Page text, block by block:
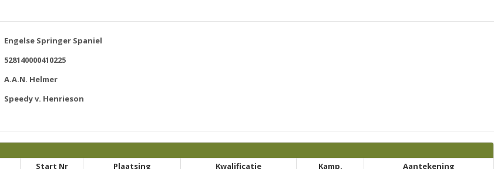
Engelse Springer Spaniel
528140000410225
A.A.N. Helmer
Speedy v. Henrieson
Start Nr Plaatsing Kwalificatie Kamp.
Aantekening